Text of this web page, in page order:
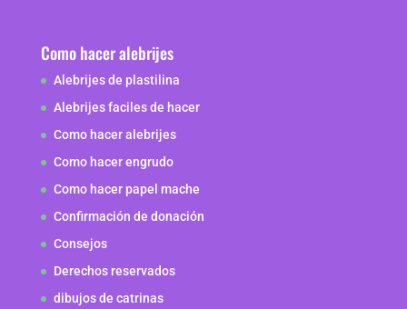
Como hacer alebrijes
Alebrijes de plastilina
Alebrijes faciles de hacer
Como hacer alebrijes
Como hacer engrudo
Como hacer papel mache
Confirmación de donación
Consejos
Derechos reservados
dibujos de catrinas